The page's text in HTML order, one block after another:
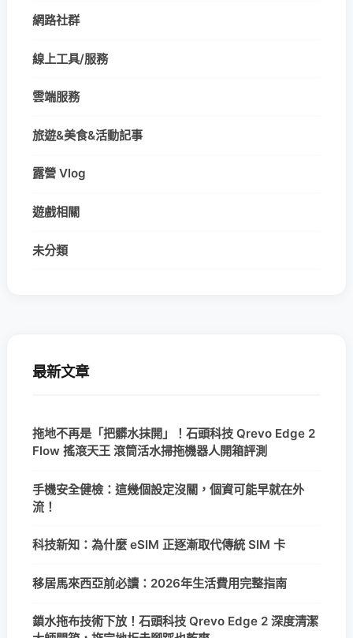
網路社群
線上工具/服務
雲端服務
旅遊&美食&活動記事
露營 Vlog
遊戲相關
未分類
最新文章
拖地不再是「把髒水抹開」！石頭科技 Qrevo Edge 2
Flow 搖滾天王 滾筒活水掃拖機器人開箱評測
手機安全健檢：這幾個設定沒關，個資可能早就在外
流！
科技新知：為什麼 eSIM 正逐漸取代傳統 SIM 卡
移居馬來西亞前必讀：2026年生活費用完整指南
鎖水拖布技術下放！石頭科技 Qrevo Edge 2 深度清潔